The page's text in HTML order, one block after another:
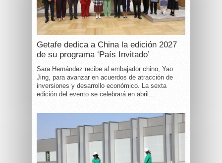
Getafe dedica a China la edición 2027
de su programa ‘País Invitado’
Sara Hernández recibe al embajador chino, Yao
Jing, para avanzar en acuerdos de atracción de
inversiones y desarrollo económico. La sexta
edición del evento se celebrará en abril...